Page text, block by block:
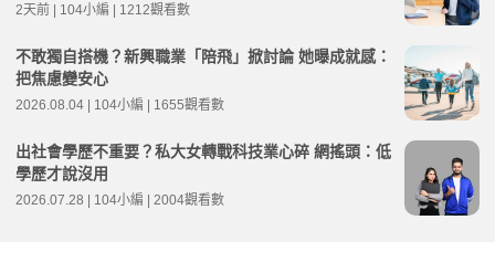
2天前 | 104小編 | 1212觀看數
不敢獨自搭機？新興職業「陪飛」掀討論 她曝成就感：
把焦慮變安心
2026.08.04 | 104小編 | 1655觀看數
出社會學歷不重要？私大女轉戰科技業心碎 網搖頭：低
學歷才說沒用
2026.07.28 | 104小編 | 2004觀看數